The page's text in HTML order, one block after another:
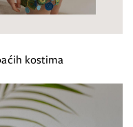
kostima